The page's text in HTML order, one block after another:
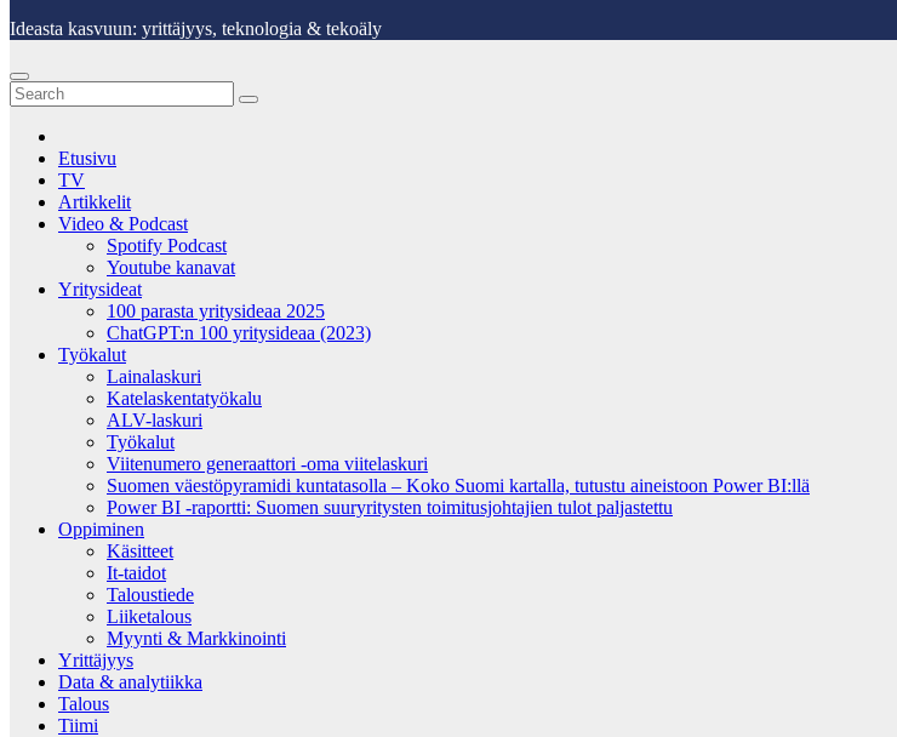
Ideasta kasvuun: yrittäjyys, teknologia & tekoäly
Etusivu
TV
Artikkelit
Video & Podcast
Spotify Podcast
Youtube kanavat
Yritysideat
100 parasta yritysideaa 2025
ChatGPT:n 100 yritysideaa (2023)
Työkalut
Lainalaskuri
Katelaskentatyökalu
ALV-laskuri
Työkalut
Viitenumero generaattori -oma viitelaskuri
Suomen väestöpyramidi kuntatasolla – Koko Suomi kartalla, tutustu aineistoon Power BI:llä
Power BI -raportti: Suomen suuryritysten toimitusjohtajien tulot paljastettu
Oppiminen
Käsitteet
It-taidot
Taloustiede
Liiketalous
Myynti & Markkinointi
Yrittäjyys
Data & analytiikka
Talous
Tiimi